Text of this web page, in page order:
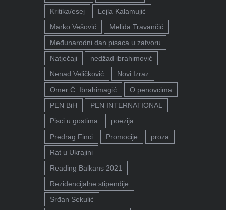
Kritika/esej
Lejla Kalamujić
Marko Vešović
Melida Travančić
Međunarodni dan pisaca u zatvoru
Natječaji
nedžad ibrahimović
Nenad Veličković
Novi Izraz
Omer Ć. Ibrahimagić
O penovcima
PEN BiH
PEN INTERNATIONAL
Pisci u gostima
poezija
Predrag Finci
Promocije
proza
Rat u Ukrajini
Reading Balkans 2021
Rezidencijalne stipendije
Srđan Sekulić